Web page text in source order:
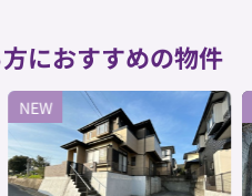
におすすめの物件
NEW